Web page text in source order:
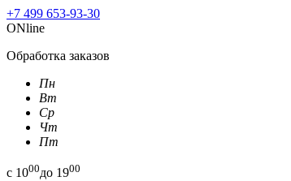
+7 499 653-93-30
ONline
Обработка заказов
Пн
Вт
Ср
Чт
Пт
с 1000до 1900